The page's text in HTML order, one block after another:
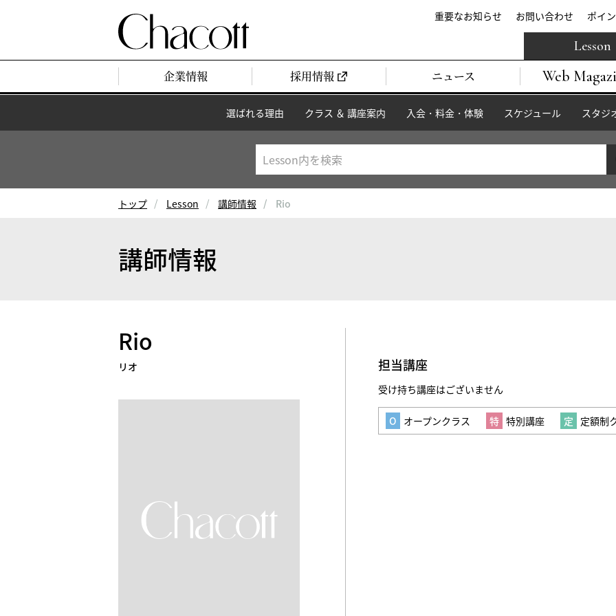
重要なお知らせ お問い合わせ ポイ
企業情報 採用情報 ニュース Web
Lesson
選ばれる理由 クラス ＆ 講座案内 入会・料金・体験 スケジュール スタジ
トップ Lesson 講師情報 Rio
講師情報
Rio
リオ 担当講座
受け持ち講座はございません
オープンクラス 特別講座 定額制